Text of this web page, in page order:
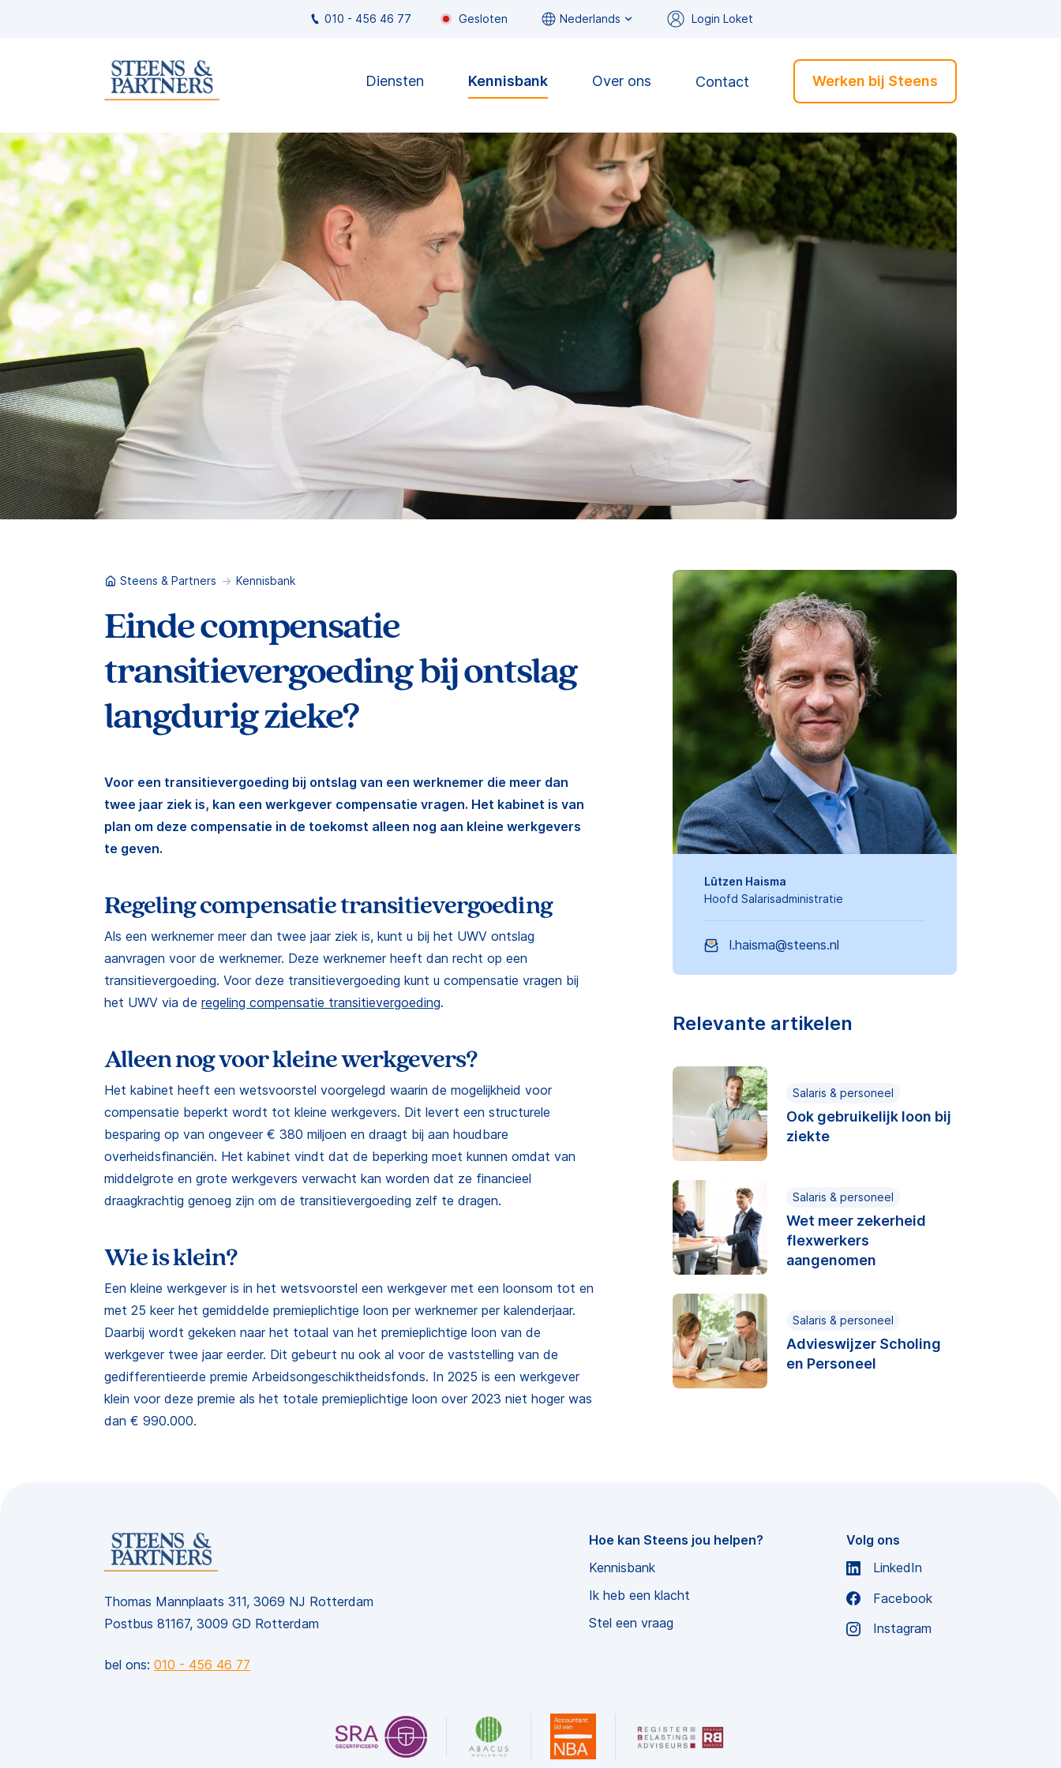
010 - 456 46 77 Gesloten Nederlands Login Loket
Diensten Kennisbank Over ons Contact Werken bij Steens
Steens & Partners Kennisbank
Einde compensatie
transitievergoeding bij ontslag
langdurig zieke?
Voor een transitievergoeding bij ontslag van een werknemer die meer dan
twee jaar ziek is, kan een werkgever compensatie vragen. Het kabinet is van
plan om deze compensatie in de toekomst alleen nog aan kleine werkgevers
te geven.
Regeling compensatie transitievergoeding
Als een werknemer meer dan twee jaar ziek is, kunt u bij het UWV ontslag
aanvragen voor de werknemer. Deze werknemer heeft dan recht op een
transitievergoeding. Voor deze transitievergoeding kunt u compensatie vragen bij
het UWV via de regeling compensatie transitievergoeding.
Alleen nog voor kleine werkgevers?
Het kabinet heeft een wetsvoorstel voorgelegd waarin de mogelijkheid voor
compensatie beperkt wordt tot kleine werkgevers. Dit levert een structurele
besparing op van ongeveer € 380 miljoen en draagt bij aan houdbare
overheidsfinanciën. Het kabinet vindt dat de beperking moet kunnen omdat van
middelgrote en grote werkgevers verwacht kan worden dat ze financieel
draagkrachtig genoeg zijn om de transitievergoeding zelf te dragen.
Wie is klein?
Een kleine werkgever is in het wetsvoorstel een werkgever met een loonsom tot en
met 25 keer het gemiddelde premieplichtige loon per werknemer per kalenderjaar.
Daarbij wordt gekeken naar het totaal van het premieplichtige loon van de
werkgever twee jaar eerder. Dit gebeurt nu ook al voor de vaststelling van de
gedifferentieerde premie Arbeidsongeschiktheidsfonds. In 2025 is een werkgever
klein voor deze premie als het totale premieplichtige loon over 2023 niet hoger was
dan € 990.000.
Lûtzen Haisma
Hoofd Salarisadministratie
l.haisma@steens.nl
Relevante artikelen
Salaris & personeel
Ook gebruikelijk loon bij
ziekte
Salaris & personeel
Wet meer zekerheid
flexwerkers
aangenomen
Salaris & personeel
Advieswijzer Scholing
en Personeel
Thomas Mannplaats 311, 3069 NJ Rotterdam
Postbus 81167, 3009 GD Rotterdam
bel ons: 010 - 456 46 77
Hoe kan Steens jou helpen?
Kennisbank
Ik heb een klacht
Stel een vraag
Volg ons
LinkedIn
Facebook
Instagram